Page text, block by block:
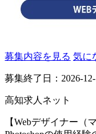
募集内容を見る 気に
募集終了日：2026-
高知求人ネット
【Webデザイナー（